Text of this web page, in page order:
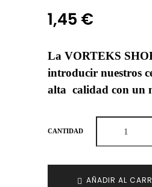
1,45 €
La VORTEKS
introducir nuestros
alta calidad con un
CANTIDAD
AÑADIR AL